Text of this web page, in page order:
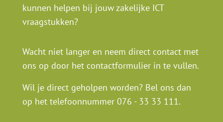
kunnen helpen bij jouw zakelijke ICT
vraagstukken?
Wacht niet langer en neem direct contact met
ons op door het contactformulier in te vullen.
Wil je direct geholpen worden? Bel ons dan
op het telefoonnummer 076 - 33 33 111.